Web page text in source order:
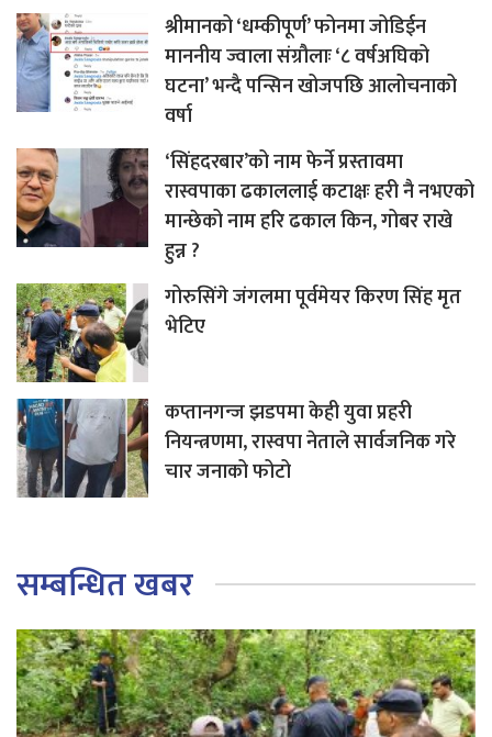
श्रीमानको ‘धम्कीपूर्ण’ फोनमा जोडिईन
माननीय ज्वाला संग्रौलाः ‘८ वर्षअघिको
घटना’ भन्दै पन्सिन खोजपछि आलोचनाको
वर्षा
‘सिंहदरबार’को नाम फेर्ने प्रस्तावमा
रास्वपाका ढकाललाई कटाक्षः हरी नै नभएको
मान्छेको नाम हरि ढकाल किन, गोबर राखे
हुन्न ?
गोरुसिंगे जंगलमा पूर्वमेयर किरण सिंह मृत
भेटिए
कप्तानगन्ज झडपमा केही युवा प्रहरी
नियन्त्रणमा, रास्वपा नेताले सार्वजनिक गरे
चार जनाको फोटो
सम्बन्धित खबर